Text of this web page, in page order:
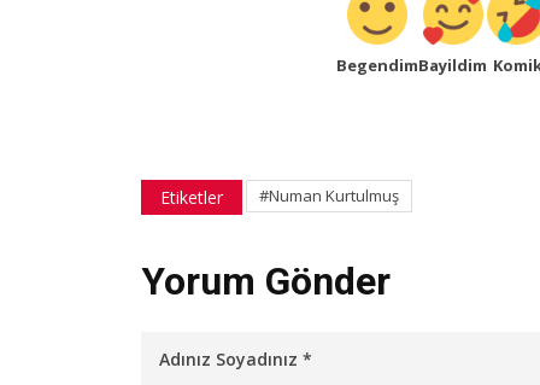
BegendimBayildim
Etiketler #Numan Kurtulmuş
Yorum Gönder